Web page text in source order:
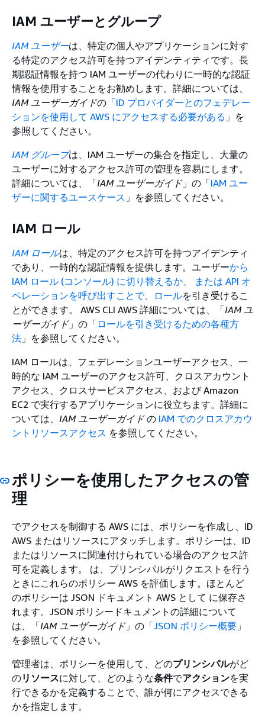
IAM ユーザーとグループ
IAM ユーザーは、特定の個人やアプリケーションに対す
る特定のアクセス許可を持つアイデンティティです。長
期認証情報を持つ IAM ユーザーの代わりに一時的な認証
情報を使用することをお勧めします。詳細については、
IAM ユーザーガイドの 「ID プロバイダーとのフェデレー
ションを使用して AWS にアクセスする必要がある 」を
参照してください。
IAM グループは、IAM ユーザーの集合を指定し、大量の
ユーザーに対するアクセス許可の管理を容易にします。
詳細については、「IAM ユーザーガイド」の「IAM ユー
ザーに関するユースケース 」を参照してください。
IAM ロール
IAM ロールは、特定のアクセス許可を持つアイデンティ
であり、一時的な認証情報を提供します。ユーザーから
IAM ロール (コンソール) に切り替えるか、 または API オ
ペレーションを呼び出すことで、ロールを引き受けるこ
とができます。 AWS CLI AWS 詳細については、「IAM ユ
ーザーガイド」の「 ロールを引き受けるための各種方
法 」を参照してください。
IAM ロールは、フェデレーションユーザーアクセス、一
時的な IAM ユーザーのアクセス許可、クロスアカウント
アクセス、クロスサービスアクセス、および Amazon
EC2 で実行するアプリケーションに役立ちます。詳細に
ついては、 IAM ユーザーガイドの IAM でのクロスアカウ
ントリソースアクセス を参照してください。
ポリシーを使用したアクセスの管
理
でアクセスを制御する AWS には、ポリシーを作成し、ID
AWS またはリソースにアタッチします。ポリシーは、ID
またはリソースに関連付けられている場合のアクセス許
可を定義します。 は、プリンシパルがリクエストを行う
ときにこれらのポリシー AWS を評価します。ほとんど
のポリシーは JSON ドキュメント AWS として に保存さ
れます。JSON ポリシードキュメントの詳細について
は、「IAM ユーザーガイド」の「JSON ポリシー概要 」
を参照してください。
管理者は、ポリシーを使用して、どのプリンシパルがど
のリソースに対して、どのような条件でアクションを実
行できるかを定義することで、誰が何にアクセスできる
かを指定します。